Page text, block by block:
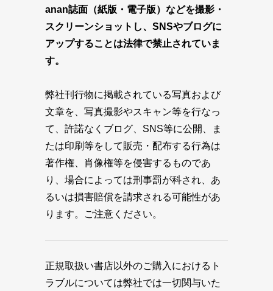
anan誌面（紙版・電子版）などを撮影・
スクリーンショットし、SNSやブログに
アップすることは法律で禁止されていま
す。
弊社刊行物に掲載されている写真および
文章を、写真撮影やスキャン等を行なっ
て、許諾なくブログ、SNS等に公開、ま
たは印刷等をして販売・配布する行為は
著作権、肖像権等を侵害するものであ
り、場合によっては刑事罰が科され、あ
るいは損害賠償を請求される可能性があ
ります。ご注意ください。
正規取扱い書店以外のご購入におけるト
ラブルについては弊社では一切関与いた